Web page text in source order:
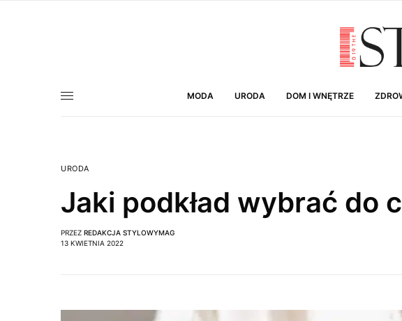
MODA URODA DOM I WNĘTRZE
URODA
Jaki podkład wybrać do
PRZEZ REDAKCJA STYLOWYMAG
13 KWIETNIA 2022